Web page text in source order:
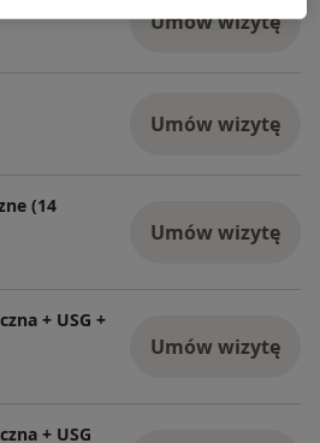
Umów wizytę
Umów wizytę
(14
Umów wizytę
+ USG +
Umów wizytę
+ USG